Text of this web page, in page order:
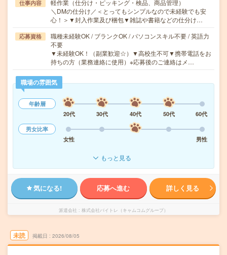
仕事内容
軽作業（仕分け・ピッキング・検品、商品管理）
＼DMの仕分け／＜とってもシンプルなので未経験でも安
心！＞▼封入作業及び梱包▼雑誌や書籍などの仕分け…
応募資格
職種未経験OK / ブランクOK / パソコンスキル不要 / 英語力
不要
▼未経験OK！（副業歓迎☆）▼高校生不可▼携帯電話をお
持ちの方（業務連絡に使用）※応募後のご連絡はメ…
職場の雰囲気
年齢層
20代
30代 40代 50代
60代
男女比率
女性
男性
もっと見る
気になる! 応募へ進む 詳しく見る
派遣会社 株式会社バイトレ（キャムコムグループ）
未読 掲載日 2026/08/05